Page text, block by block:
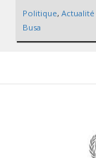
Politique, Actualité
Busa